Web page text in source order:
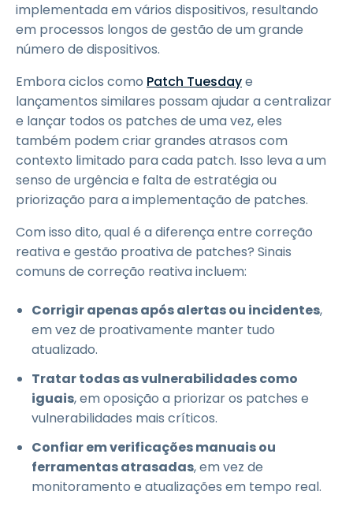
implementada em vários dispositivos, resultando
em processos longos de gestão de um grande
número de dispositivos.
Embora ciclos como Patch Tuesdaye
lançamentos similares possam ajudar a centralizar
e lançar todos os patches de uma vez, eles
também podem criar grandes atrasos com
contexto limitado para cada patch. Isso leva a um
senso de urgência e falta de estratégia ou
priorização para a implementação de patches.
Com isso dito, qual é a diferença entre correção
reativa e gestão proativa de patches? Sinais
comuns de correção reativa incluem:
Corrigir apenas após alertas ou incidentes,
em vez de proativamente manter tudo
atualizado.
Tratar todas as vulnerabilidades como
iguais, em oposição a priorizar os patches e
vulnerabilidades mais críticos.
Confiar em verificações manuais ou
ferramentas atrasadas, em vez de
monitoramento e atualizações em tempo real.